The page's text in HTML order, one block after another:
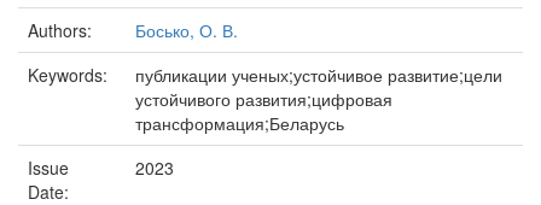
Authors:
Босько, О. В.
Keywords:
публикации ученых;устойчивое развитие;цели
устойчивого развития;цифровая
трансформация;Беларусь
Issue
Date:
2023